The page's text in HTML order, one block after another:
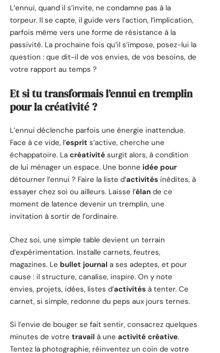
L’ennui, quand il s’invite, ne condamne pas à la
torpeur. Il se capte, il guide vers l’action, l’implication,
parfois même vers une forme de résistance à la
passivité. La prochaine fois qu’il s’impose, posez-lui la
question : que dit-il de vos envies, de vos besoins, de
votre rapport au temps ?
Et si tu transformais l’ennui en tremplin
pour la créativité ?
L’ennui déclenche parfois une énergie inattendue.
Face à ce vide, l’esprit s’active, cherche une
échappatoire. La créativité surgit alors, à condition
de lui ménager un espace. Une bonne idée pour
détourner l’ennui ? Faire la liste d’activités inédites, à
essayer chez soi ou ailleurs. Laisse l’élan de ce
moment de latence devenir un tremplin, une
invitation à sortir de l’ordinaire.
Chez soi, une simple table devient un terrain
d’expérimentation. Installe carnets, feutres,
magazines. Le bullet journal a ses adeptes, et pour
cause : il structure, canalise, inspire. On y note
envies, projets, idées, listes d’activités à tenter. Ce
carnet, si simple, redonne du peps aux jours ternes.
Si l’envie de bouger se fait sentir, consacrez quelques
minutes de votre travail à une activité créative.
Tentez la photographie, réinventez un coin de votre